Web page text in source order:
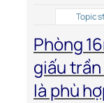
Topic
Phòng
giấu
là phù